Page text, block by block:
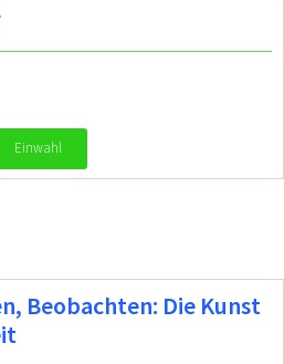
Einwahl
Beobachten: Die Kunst